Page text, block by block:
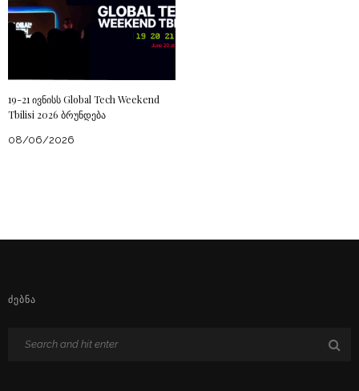
19-21 ივნისს Global Tech Weekend
Tbilisi 2026 ბრუნდება
08/06/2026
ᲫᲔᲑᲜᲐ